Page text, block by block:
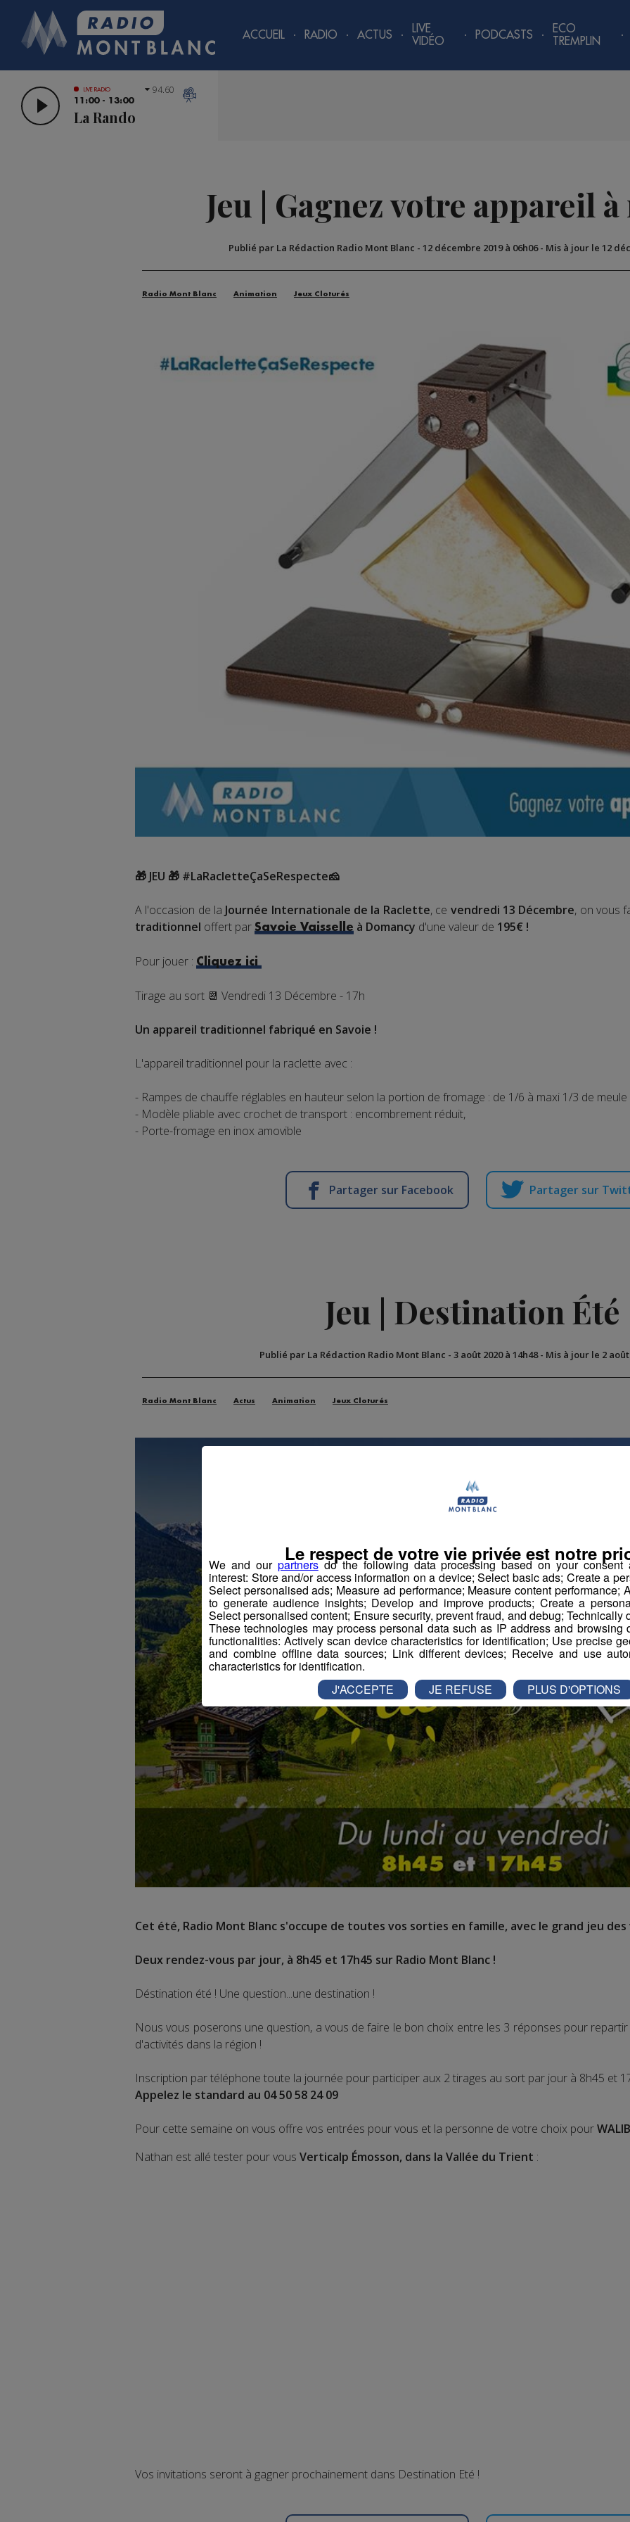
ACCUEIL RADIO ACTUS
LIVE
VIDÉO
PODCASTS
ECO
TREMPLIN
LIVE RADIO
11:00 - 13:00
La Rando
94.60
Jeu | Gagnez votre appareil
Publié par La Rédaction Radio Mont Blanc - 12 décembre 2019 à 06h06- Mis à jour le 12
Radio Mont Blanc Animation Jeux Cloturés
🎁 JEU 🎁 #LaRacletteÇaSeRespecte🧀
A l'occasion de la Journée Internationale de la Raclette, ce vendredi 13 Décembre, on vous
traditionnel offert par Savoie Vaisselle à Domancy d'une valeur de 195€ !
Pour jouer : Cliquez ici
Tirage au sort 📆 Vendredi 13 Décembre - 17h
Un appareil traditionnel fabriqué en Savoie !
L'appareil traditionnel pour la raclette avec :
- Rampes de chauffe réglables en hauteur selon la portion de fromage : de 1/6 à maxi 1/3 de meule
- Modèle pliable avec crochet de transport : encombrement réduit,
- Porte-fromage en inox amovible
Partager sur Facebook Partager sur
Jeu | Destination Été
Publié par La Rédaction Radio Mont Blanc - 3 août 2020 à 14h48- Mis à jour le 2 août
Radio Mont Blanc Actus Animation Jeux Cloturés
Cet été, Radio Mont Blanc s'occupe de toutes vos sorties en famille, avec le grand jeu
Deux rendez-vous par jour, à 8h45 et 17h45 sur Radio Mont Blanc !
Déstination été ! Une question...une destination !
Nous vous poserons une question, a vous de faire le bon choix entre les 3 réponses pour
d'activités dans la région !
Inscription par téléphone toute la journée pour participer aux 2 tirages au sort par jour à 8h45 et
Appelez le standard au 04 50 58 24 09
Pour cette semaine on vous offre vos entrées pour vous et la personne de votre choix pour
Nathan est allé tester pour vous Verticalp Émosson, dans la Vallée du Trient :
Vos invitations seront à gagner prochainement dans Destination Eté !
We and our partnersdo the following data processing based on your consent
interest: Store and/or access information on a device; Select basic ads; Create a
Select personalised ads; Measure ad performance; Measure content performance;
to generate audience insights; Develop and improve products; Create a
Select personalised content; Ensure security, prevent fraud, and debug; Technically
These technologies may process personal data such as IP address and browsing
functionalities: Actively scan device characteristics for identification; Use precise
and combine offline data sources; Link different devices; Receive and use
characteristics for identification.
Le respect de votre vie privée est notre
J'ACCEPTE JE REFUSE PLUS D'OPTIONS